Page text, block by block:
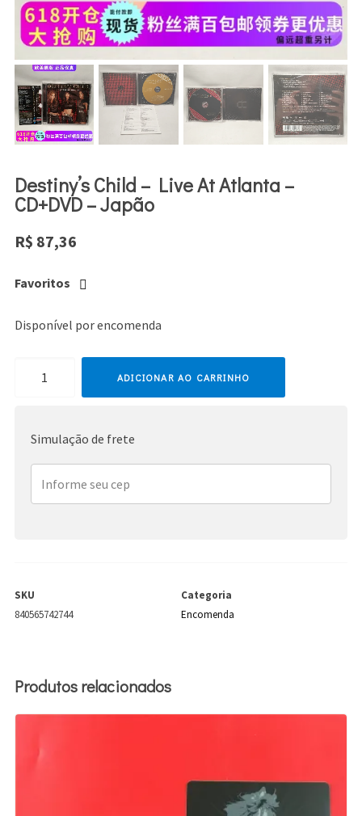
Destiny’s Child – Live At Atlanta –
CD+DVD – Japão
R$ 87,36
Favoritos
Disponível por encomenda
Live
Atlanta
quantidade
ADICIONAR AO CARRINHO
Simulação de frete
SKU
840565742744
Categoria
Encomenda
Produtos relacionados